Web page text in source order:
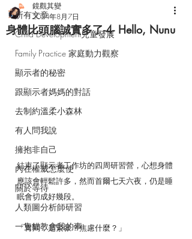
所有文章
Child Development兒童發展
Family Practice 家庭動力觀察
顯示者的秘密
跟顯示者媽媽的對話
去制約溫柔小森林
有人問我說
擁抱非自己
內在權威怎麼使
關於等待
人類圖分析師研習
一隻貓教會我的事
身體比頭腦誠實多了-4- Hello, Nunu
鏡觀其變
2024年8月7日
結束了顯示者工作坊的四周研習營，心想身體
應該會輕鬆許多，然而首爾七天六夜，仍是睡
眠會切成好幾段。
「胃悶，是緊張？焦慮什麼？」